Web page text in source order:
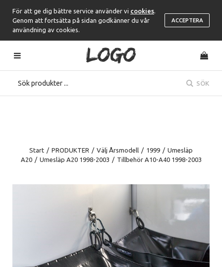
För att ge dig bättre service använder vi cookies
Genom att fortsätta på sidan godkänner du vår
användning av cookies.
ACCEPTERA
SÖK
Start / PRODUKTER / Välj Årsmodell / 1999 / Umesläp
A20 / Umesläp A20 1998-2003 / Tillbehör A10-A40 1998-2003